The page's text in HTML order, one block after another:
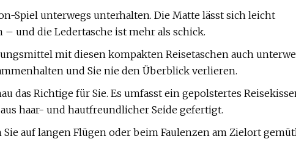
Spiel unterwegs unterhalten. Die Matte lässt sich leicht
und die Ledertasche ist mehr als schick.
mit diesen kompakten Reisetaschen auch
und Sie nie den Überblick verlieren.
das Richtige für Sie. Es umfasst ein gepolstertes
haar- und hautfreundlicher Seide gefertigt.
auf langen Flügen oder beim Faulenzen am Zielort